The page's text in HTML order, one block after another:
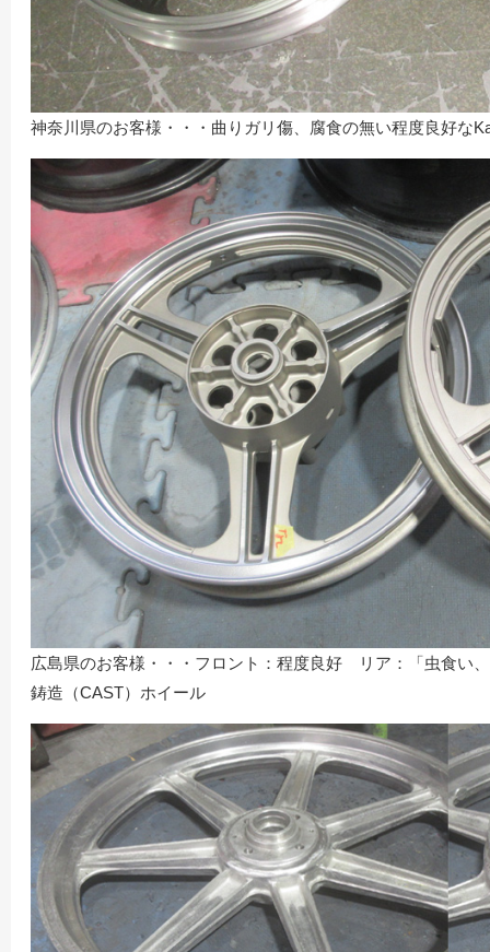
神奈川県のお客様・・・曲りガリ傷、腐食の無い程度良好な
広島県のお客様・・・フロント：程度良好 リア：「虫食い
鋳造（CAST）ホイール